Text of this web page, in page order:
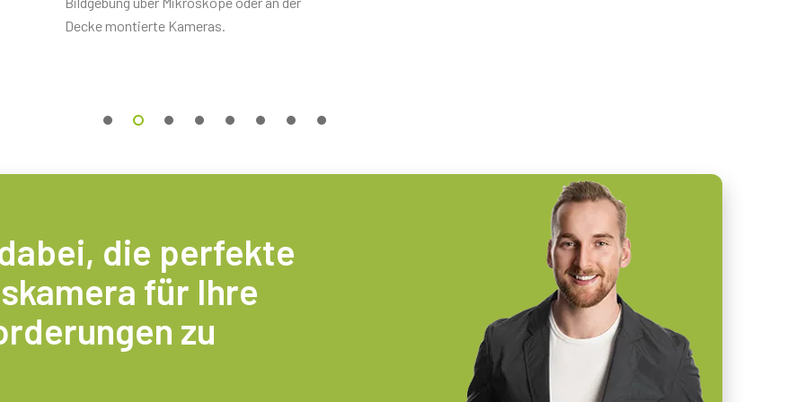
JAI verfügen über spezielle
Wege und
mit mehreren
Decke montierte Kameras.
die perfekte
für Ihre
zu